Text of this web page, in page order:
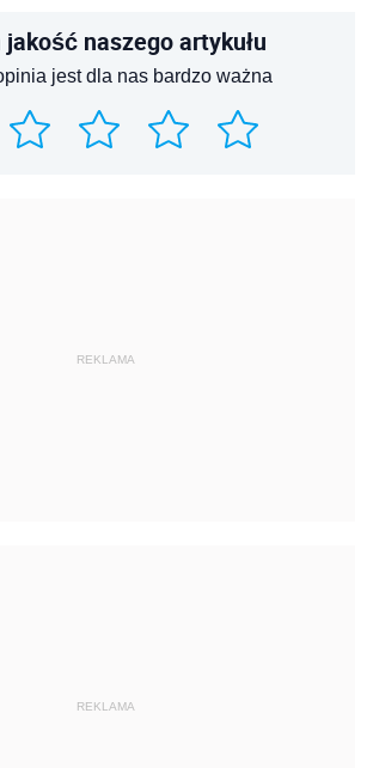
jakość naszego artykułu
jest dla nas bardzo ważna
REKLAMA
REKLAMA